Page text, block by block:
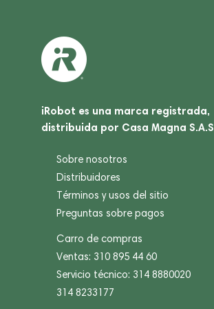
iRobot es una marca registrada,
distribuida por Casa Magna S.A.S
Sobre nosotros
Distribuidores
Términos y usos del sitio
Preguntas sobre pagos
Carro de compras
Ventas: 310 895 44 60
Servicio técnico: 314 8880020
314 8233177